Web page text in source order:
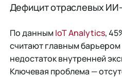
Дефицит отраслевых
По даннымIoT Analytics,
считают главным
недостаток внутренней
Ключевая проблема —